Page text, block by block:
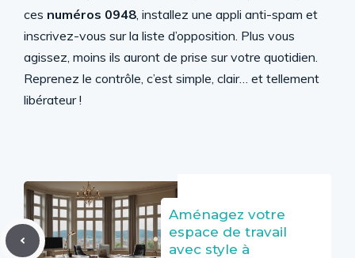
ces numéros 0948, installez une appli anti-spam et
inscrivez-vous sur la liste d’opposition. Plus vous
agissez, moins ils auront de prise sur votre quotidien.
Reprenez le contrôle, c’est simple, clair… et tellement
libérateur !
Aménagez votre
espace de travail
avec style à